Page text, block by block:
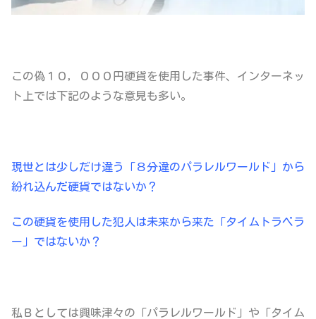
この偽１０，０００円硬貨を使用した事件、インターネッ
ト上では下記のような意見も多い。
現世とは少しだけ違う「８分違のパラレルワールド」から
紛れ込んだ硬貨ではないか？
この硬貨を使用した犯人は未来から来た「タイムトラベラ
ー」ではないか？
私Ｂとしては興味津々の 「パラレルワールド」 や 「タイム